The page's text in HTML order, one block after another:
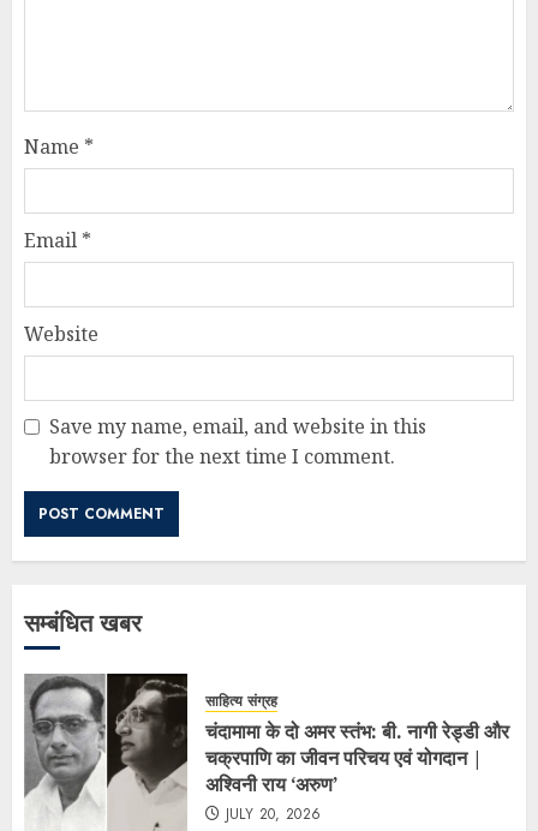
Name *
Email *
Website
Save my name, email, and website in this
browser for the next time I comment.
सम्बंधित खबर
साहित्य संग्रह
चंदामामा के दो अमर स्तंभ: बी. नागी रेड्डी और
चक्रपाणि का जीवन परिचय एवं योगदान |
अश्विनी राय ‘अरुण’
JULY 20, 2026